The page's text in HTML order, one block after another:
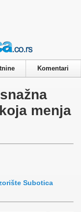
Komentari
menja
Subotica